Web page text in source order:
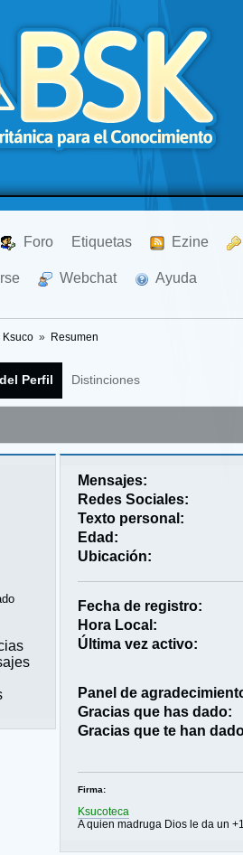
Foro Etiquetas Ezine
Webchat Ayuda
Ksuco » Resumen
Perfil Distinciones
Mensajes:
Redes Sociales:
Texto personal:
Edad:
Ubicación:
Fecha de registro:
Hora Local:
Última vez activo:
Panel de
Gracias que has dado:
Gracias que te han
Firma:
Ksucoteca
A quien madruga Dios le da un